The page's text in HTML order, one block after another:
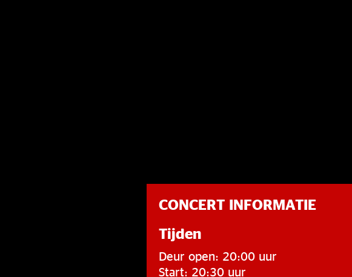
CONCERT INFORMATIE
Tijden
Deur open: 20:00 uur
Start: 20:30 uur